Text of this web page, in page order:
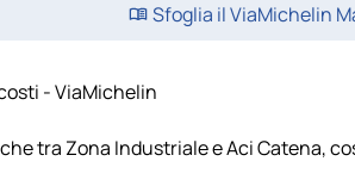
Sfoglia il ViaMichelin
- ViaMichelin
tra Zona Industriale e Aci Catena,